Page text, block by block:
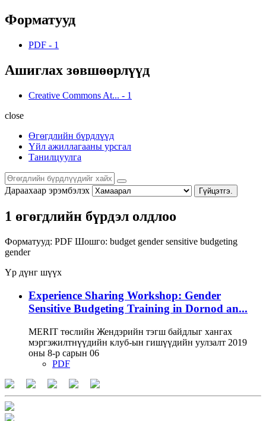
Форматууд
PDF - 1
Ашиглах зөвшөөрлүүд
Creative Commons At... - 1
close
Өгөгдлийн бүрдлүүд
Үйл ажиллагааны урсгал
Танилцуулга
Дараахаар эрэмбэлэх Гүйцэтгэ.
1 өгөгдлийн бүрдэл олдлоо
Форматууд: PDF Шошго: budget gender sensitive budgeting
gender
Үр дүнг шүүх
Experience Sharing Workshop: Gender
Sensitive Budgeting Training in Dornod an...
MERIT төслийн Жендэрийн тэгш байдлыг хангах
мэргэжилтнүүдийн клуб-ын гишүүдийн уулзалт 2019
оны 8-р сарын 06
PDF